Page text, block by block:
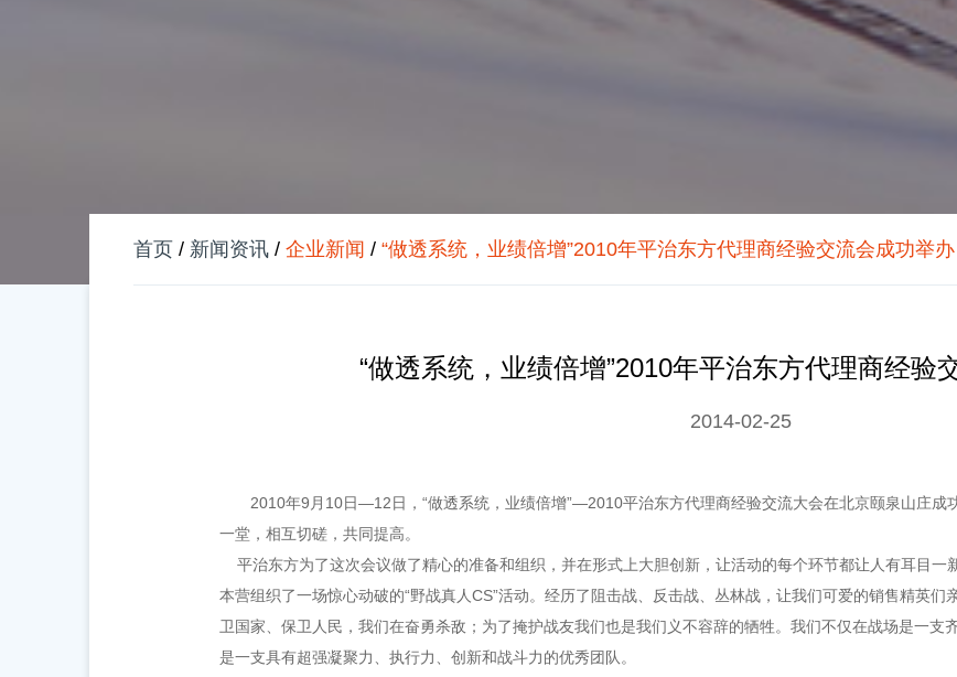
首页 / 新闻资讯/ 企业新闻 / “做透系统，业绩倍增”2010年平治东方代理商经验交流会成功举办
“做透系统，业绩倍增”2010年平治东方代理商经验
2014-02-25
2010年9月10日—12日，“做透系统，业绩倍增”—2010平治东方代理商经验交流大会在北京颐泉山庄成
一堂，相互切磋，共同提高。
平治东方为了这次会议做了精心的准备和组织，并在形式上大胆创新，让活动的每个环节都让人有耳目一
本营组织了一场惊心动破的“野战真人CS”活动。经历了阻击战、反击战、丛林战，让我们可爱的销售精英
卫国家、保卫人民，我们在奋勇杀敌；为了掩护战友我们也是我们义不容辞的牺牲。我们不仅在战场是一支
是一支具有超强凝聚力、执行力、创新和战斗力的优秀团队。